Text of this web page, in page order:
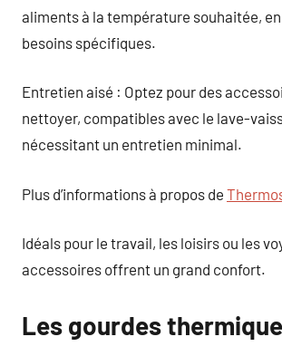
aliments à la température souhaitée,
besoins spécifiques.
Entretien aisé : Optez pour des
nettoyer, compatibles avec le lave-
nécessitant un entretien minimal.
Plus d’informations à propos de
Idéals pour le travail, les loisirs ou les
accessoires offrent un grand confort.
Les gourdes